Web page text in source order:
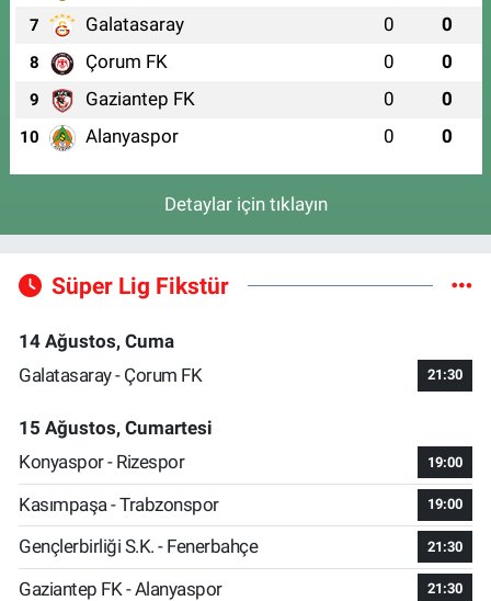
7 Galatasaray 0 0
8 Çorum FK 0 0
9 Gaziantep FK 0 0
10 Alanyaspor 0 0
Detaylar için tıklayın
Süper Lig Fikstür
14 Ağustos, Cuma
Galatasaray - Çorum FK
21:30
15 Ağustos, Cumartesi
Konyaspor - Rizespor
19:00
Kasımpaşa - Trabzonspor 19:00
Gençlerbirliği S.K. - Fenerbahçe 21:30
Gaziantep FK - Alanyaspor 21:30